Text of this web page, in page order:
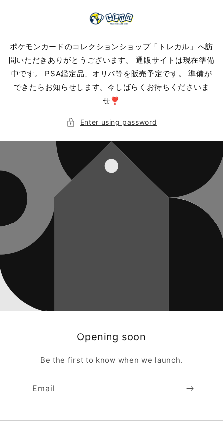
ポケモンカードのコレクションショップ「トレカル」へ訪
問いただきありがとうございます。 通販サイトは現在準備
中です。 PSA鑑定品、オリパ等を販売予定です。 準備が
できたらお知らせします。今しばらくお待ちくださいま
せ❣️
Enter using password
Opening soon
Be the first to know when we launch.
Email